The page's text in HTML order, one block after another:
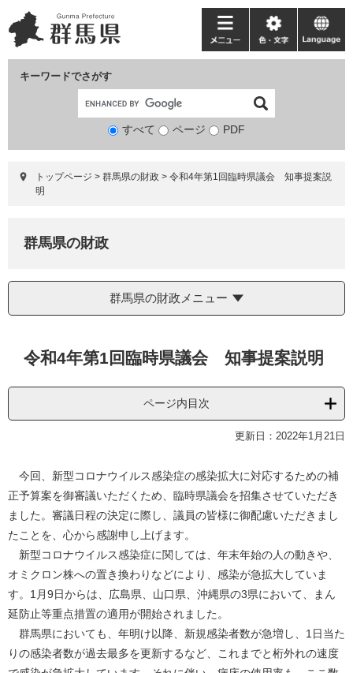
ー
ジ
ニ
ュ
て
キーワードでさがす
検
象
すべて ページ PDF
メ
ニ
ー
色・
文
language
トップページ > 群馬県の財政 > 令和4年第1回臨時県議会 知事提案説
明
群馬県の財政
群馬県の財政メニュー
令和4年第1回臨時県議会 知事提案説明
ページ内目次
更新日：2022年1月21日
今回、新型コロナウイルス感染症の感染拡大に対応するための補
正予算案を御審議いただくため、臨時県議会を招集させていただき
ました。審議日程の決定に際し、議員の皆様に御配慮いただきまし
たことを、心から感謝申し上げます。
新型コロナウイルス感染症に関しては、年末年始の人の動きや、
オミクロン株への置き換わりなどにより、感染が急拡大していま
す。1月9日からは、広島県、山口県、沖縄県の3県において、まん
延防止等重点措置の適用が開始されました。
群馬県においても、年明け以降、新規感染者数が急増し、1日当た
りの感染者数が過去最多を更新するなど、これまでと桁外れの速度